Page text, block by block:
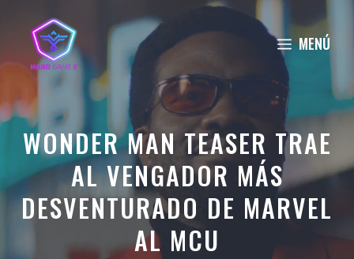
contenido
MENÚ
WONDER MAN TEASER TRAE
AL VENGADOR MÁS
DESVENTURADO DE MARVEL
AL MCU